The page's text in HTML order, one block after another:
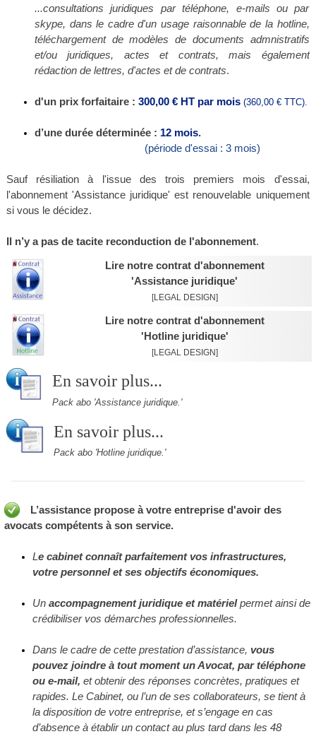
...consultations juridiques par téléphone, e-mails ou par
skype, dans le cadre d'un usage raisonnable de la hotline,
téléchargement de modèles de documents admnistratifs
et/ou juridiques, actes et contrats,mais également
rédaction de lettres, d'actes et de contrats.
d'un prix forfaitaire : 300,00 € HT par mois (360,00 € TTC).
d’une durée déterminée : 12 mois.
(période d'essai : 3 mois)
Sauf résiliation à l'issue des trois premiers mois d'essai,
l'abonnement 'Assistance juridique' est renouvelable uniquement
si vous le décidez.
Il n’y a pas de tacite reconduction de l'abonnement.
Lire notre contrat d'abonnement
'Assistance juridique'
[LEGAL DESIGN]
Lire notre contrat d'abonnement
'Hotline juridique'
[LEGAL DESIGN]
En savoir plus...
Pack abo 'Assistance juridique.'
En savoir plus...
Pack abo 'Hotline juridique.'
L’assistance propose à votre entreprise d'avoir des
avocats compétents à son service.
Le cabinet connaît parfaitement vos infrastructures,
votre personnel et ses objectifs économiques.
Un accompagnement juridique et matérielpermet ainsi de
crédibiliser vos démarches professionnelles.
Dans le cadre de cette prestation d’assistance, vous
pouvez joindre à tout moment un Avocat, par téléphone
ou e-mail, et obtenir des réponses concrètes, pratiques et
rapides. Le Cabinet, ou l’un de ses collaborateurs, se tient à
la disposition de votre entreprise, et s’engage en cas
d’absence à établir un contact au plus tard dans les 48